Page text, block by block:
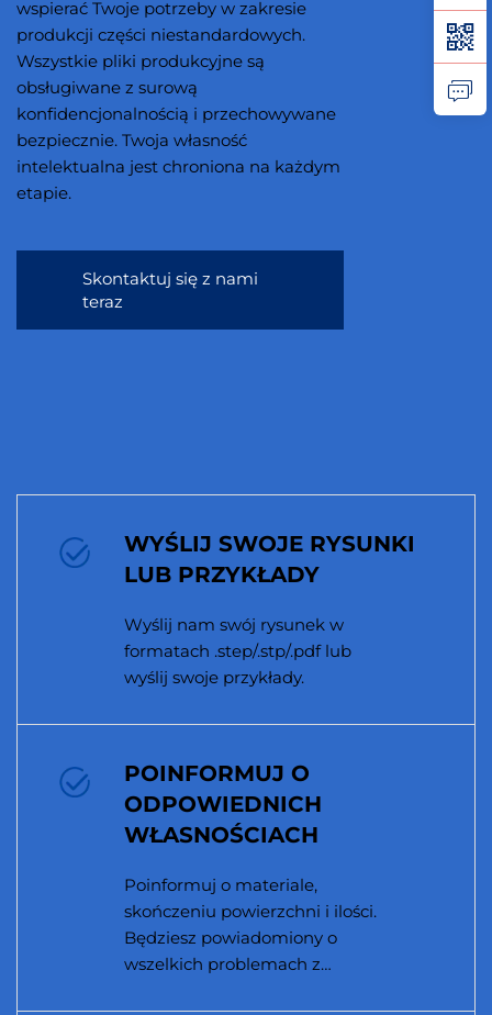
wspierać Twoje potrzeby w zakresie
produkcji części niestandardowych.
Wszystkie pliki produkcyjne są
obsługiwane z surową
konfidencjonalnością i przechowywane
bezpiecznie. Twoja własność
intelektualna jest chroniona na każdym
etapie.
Skontaktuj się z nami
teraz
WYŚLIJ SWOJE RYSUNKI
LUB PRZYKŁADY
Wyślij nam swój rysunek w
formatach .step/.stp/.pdf lub
wyślij swoje przykłady.
POINFORMUJ O
ODPOWIEDNICH
WŁASNOŚCIACH
Poinformuj o materiale,
skończeniu powierzchni i ilości.
Będziesz powiadomiony o
wszelkich problemach z